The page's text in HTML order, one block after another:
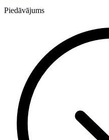
Piedāvājums